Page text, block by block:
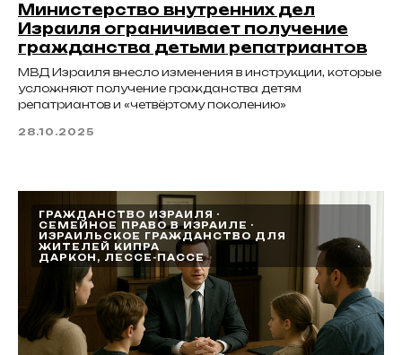
Министерство внутренних дел
Израиля ограничивает получение
гражданства детьми репатриантов
МВД Израиля внесло изменения в инструкции, которые
усложняют получение гражданства детям
репатриантов и «четвёртому поколению»
28.10.2025
ГРАЖДАНСТВО ИЗРАИЛЯ
СЕМЕЙНОЕ ПРАВО В ИЗРАИЛЕ
ИЗРАИЛЬСКОЕ ГРАЖДАНСТВО ДЛЯ
ЖИТЕЛЕЙ КИПРА
ДАРКОН, ЛЕССЕ-ПАССЕ